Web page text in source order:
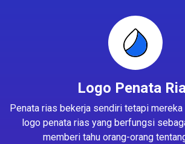
Logo Penata
Penata rias bekerja sendiri tetapi mereka
logo penata rias yang berfungsi
memberi tahu orang-orang